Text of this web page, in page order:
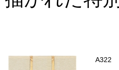
A322